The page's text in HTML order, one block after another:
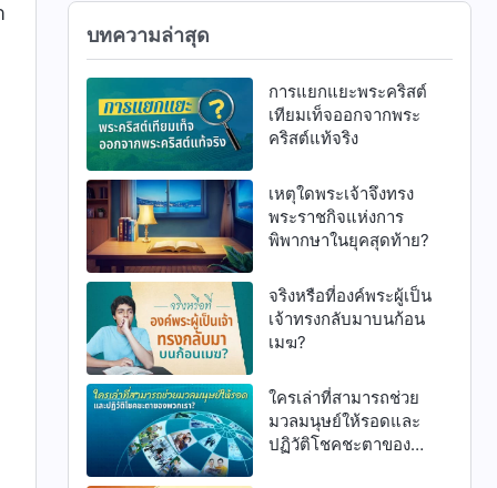
บทความล่าสุด
การแยกแยะพระคริสต์
เทียมเท็จออกจากพระ
คริสต์แท้จริง
เหตุใดพระเจ้าจึงทรง
พระราชกิจแห่งการ
พิพากษาในยุคสุดท้าย?
จริงหรือที่องค์พระผู้เป็น
เจ้าทรงกลับมาบนก้อน
เมฆ?
ใครเล่าที่สามารถช่วย
มวลมนุษย์ให้รอดและ
ปฏิวัติโชคชะตาของ